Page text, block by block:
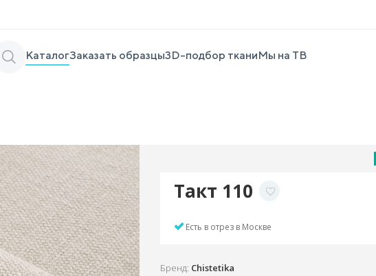
КаталогЗаказать образцы3D-подбор тканиМы на ТВ
Такт 110
Есть в отрез в Москве
Бренд: Chistetika